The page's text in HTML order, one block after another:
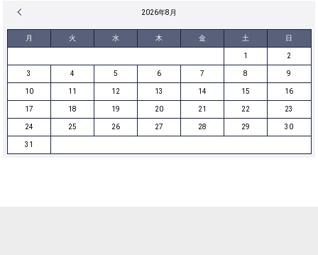
2026年8月
月 火 水 木 金 土 日
1 2
3 4 5 6 7 8 9
10 11 12 13 14 15 16
17 18 19 20 21 22 23
24 25 26 27 28 29 30
31